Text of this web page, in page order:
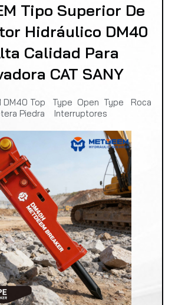
Tipo Superior De
Hidráulico DM40
Calidad Para
CAT SANY
DM40 Top Type Open Type Roca
Piedra Interruptores